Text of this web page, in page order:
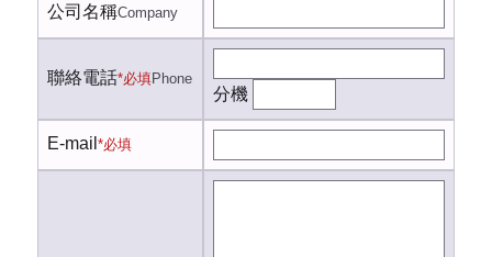
公司名稱Company
聯絡電話*必填Phone
分機
E-mail *必填